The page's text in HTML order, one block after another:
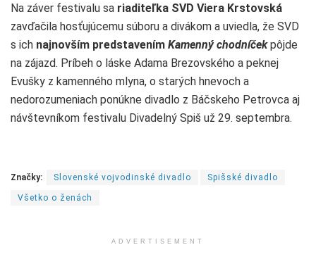
Na záver festivalu sa riaditeľka SVD Viera Krstovská
zavďačila hosťujúcemu súboru a divákom a uviedla, že SVD
s ich najnovším predstavením Kamenný chodníčekpôjde
na zájazd. Príbeh o láske Adama Brezovského a peknej
Evušky z kamenného mlyna, o starých hnevoch a
nedorozumeniach ponúkne divadlo z Báčskeho Petrovca aj
návštevníkom festivalu Divadelný Spiš už 29. septembra.
Značky: Slovenské vojvodinské divadlo Spišské divadlo
Všetko o ženách
ADVERTISEMENT